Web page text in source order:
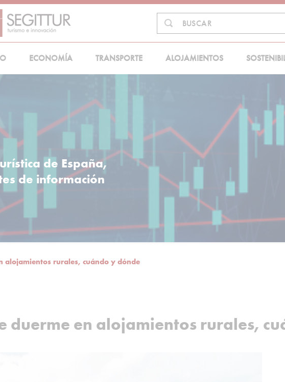
Buscar
BUSCAR
ECONOMÍA TRANSPORTE ALOJAMIENTOS
de España,
de información
alojamientos rurales, cuándo y dónde
duerme en alojamientos rurales,